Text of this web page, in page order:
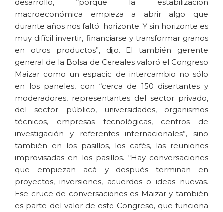
desarrollo, “porque la estabilización
macroeconómica empieza a abrir algo que
durante años nos faltó: horizonte. Y sin horizonte es
muy difícil invertir, financiarse y transformar granos
en otros productos”, dijo. El también gerente
general de la Bolsa de Cereales valoró el Congreso
Maizar como un espacio de intercambio no sólo
en los paneles, con “cerca de 150 disertantes y
moderadores, representantes del sector privado,
del sector público, universidades, organismos
técnicos, empresas tecnológicas, centros de
investigación y referentes internacionales”, sino
también en los pasillos, los cafés, las reuniones
improvisadas en los pasillos. “Hay conversaciones
que empiezan acá y después terminan en
proyectos, inversiones, acuerdos o ideas nuevas.
Ese cruce de conversaciones es Maizar y también
es parte del valor de este Congreso, que funciona